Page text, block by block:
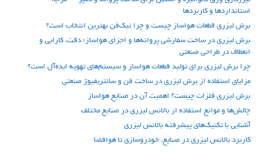
استانداردها و کاربردها
برش لیزری قطعات هواساز چیست و چرا نیک‌فن بهترین انتخاب است؟
برش لیزری در ساخت سفارشی پروانه‌ها و اجزای هواساز؛ دقت، کارایی و
انعطاف در طراحی صنعتی
چرا برش لیزری برای تولید قطعات هواساز و سیستم‌های تهویه ایده‌آل است؟
مزایای استفاده از برش لیزری در ساخت فن‌ و سانتریفیوژ صنعتی
برش لیزری فلزات چیست؟ اهمیت آن در صنایع هواساز
چالش‌ها و موانع استفاده از بالانس لیزری در صنایع مختلف
آشنایی با تکنیک‌های پیشرفته بالانس لیزری
کاربرد بالانس لیزری در صنایع، خودروسازی تا هوافضا